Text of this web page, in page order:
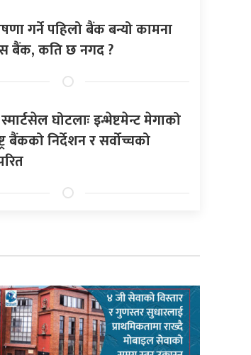
गर्ने पहिलो बैंक बन्यो कामना
बैंक, कति छ नगद ?
घोटलाः इन्भेष्टमेन्ट मेगाको
बैंकको निर्देशन र सर्वोच्चको